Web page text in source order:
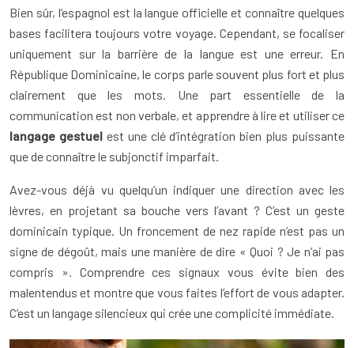
Bien sûr, l’espagnol est la langue officielle et connaître quelques
bases facilitera toujours votre voyage. Cependant, se focaliser
uniquement sur la barrière de la langue est une erreur. En
République Dominicaine, le corps parle souvent plus fort et plus
clairement que les mots. Une part essentielle de la
communication est non verbale, et apprendre à lire et utiliser ce
langage gestuelest une clé d’intégration bien plus puissante
que de connaître le subjonctif imparfait.
Avez-vous déjà vu quelqu’un indiquer une direction avec les
lèvres, en projetant sa bouche vers l’avant ? C’est un geste
dominicain typique. Un froncement de nez rapide n’est pas un
signe de dégoût, mais une manière de dire « Quoi ? Je n’ai pas
compris ». Comprendre ces signaux vous évite bien des
malentendus et montre que vous faites l’effort de vous adapter.
C’est un langage silencieux qui crée une complicité immédiate.